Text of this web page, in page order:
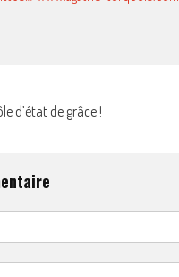
d’état de grâce !